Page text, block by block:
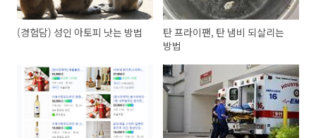
(경험담) 성인 아토피 낫는 방법
탄 프라이팬, 탄 냄비 되살리는
방법